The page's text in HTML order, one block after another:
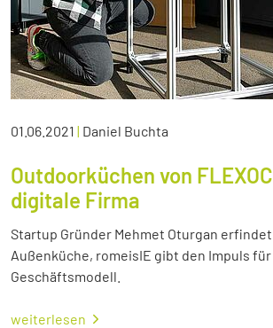
01.06.2021 | Daniel Buchta
Outdoorküchen von
digitale Firma
Startup Gründer Mehmet Oturgan
Außenküche, romeisIE gibt den Impuls
Geschäftsmodell.
weiterlesen